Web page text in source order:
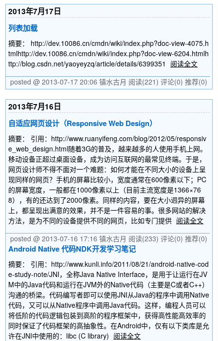
2013年7月17日
列表加载
摘要： http://dev.10086.cn/cmdn/wiki/index.php?doc-view-4075.h
tmlhttp://dev.10086.cn/cmdn/wiki/index.php?doc-view-6204.htmlh
ttp://blog.csdn.net/yaoyeyzq/article/details/6399351
阅读全文
posted @ 2013-07-17 20:06 镇水古月 阅读(221) 评论(0) 推荐(0)
2013年7月16日
自适应网页设计（Responsive Web Design）
摘要： 引用：http://www.ruanyifeng.com/blog/2012/05/responsiv
e_web_design.html随着3G的普及，越来越多的人使用手机上网。
移动设备正超过桌面设备，成为访问互联网的最常见终端。于是，
网页设计师不得不面对一个难题：如何才能在不同大小的设备上呈
现同样的网页？手机的屏幕比较小，宽度通常在600像素以下；PC
的屏幕宽度，一般都在1000像素以上（目前主流宽度是1366×76
8），有的还达到了2000像素。同样的内容，要在大小迥异的屏幕
上，都呈现出满意的效果，并不是一件容易的事。很多网站的解决
方法，是为不同的设备提供不同的网页，比如专门提供 阅读全文
posted @ 2013-07-16 17:16 镇水古月 阅读(233) 评论(0) 推荐(0)
Android Native 代码NDK开发学习笔记
摘要： 引用：http://www.kunli.info/2011/08/21/android-native-cod
e-study-note/JNI，全称Java Native Interface，是用于让运行在JV
M中的Java代码和运行在JVM外的Native代码（主要是C或者C++）
沟通的桥梁。代码编写者即可以使用JNI从Java的程序中调用Native
代码，又可以从Native程序中调用Java代码。这样，编程人员可以
将低阶的代码逻辑包装到高阶的程序框架中，获得高性能高效率的
同时保证了代码框架的高抽象性。在Android中，仅有以下类库是允
许在JNI中使用的：libc (C library) 阅读全文